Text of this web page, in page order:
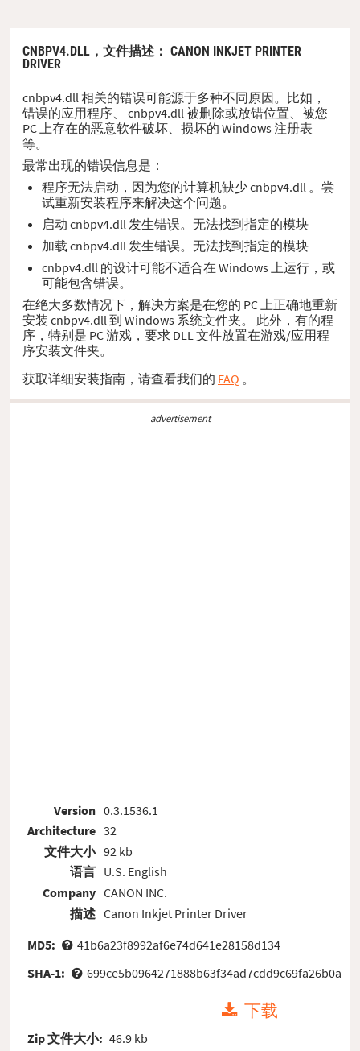
CNBPV4.DLL， 文件描述 ： CANON INKJET PRINTER
DRIVER
cnbpv4.dll 相关的错误可能源于多种不同原因。比如，
错误的应用程序、 cnbpv4.dll 被删除或放错位置、被您
PC 上存在的恶意软件破坏、损坏的 Windows 注册表
等。
最常出现的错误信息是：
程序无法启动，因为您的计算机缺少 cnbpv4.dll 。尝
试重新安装程序来解决这个问题。
启动 cnbpv4.dll 发生错误。无法找到指定的模块
加载 cnbpv4.dll 发生错误。无法找到指定的模块
cnbpv4.dll 的设计可能不适合在 Windows 上运行，或
可能包含错误。
在绝大多数情况下，解决方案是在您的 PC 上正确地重新
安装 cnbpv4.dll 到 Windows 系统文件夹。 此外，有的程
序，特别是 PC 游戏，要求 DLL 文件放置在游戏/应用程
序安装文件夹。
获取详细安装指南，请查看我们的 FAQ 。
advertisement
Version
Architecture
文件大小
语言
Company
描述
0.3.1536.1
32
92 kb
U.S. English
CANON INC.
Canon Inkjet Printer Driver
MD5:
41b6a23f8992af6e74d641e28158d134
SHA-1:
699ce5b0964271888b63f34ad7cdd9c69fa26b0a
下载
Zip 文件大小: 46.9 kb